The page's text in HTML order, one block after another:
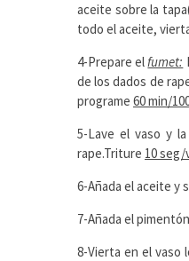
aceite sobre la
todo el aceite,
4-Prepare elfumet:
de los dados de
programe 60 min/
5-Lave el vaso y
rape.Triture 10 seg/
6-Añada el aceite y
7-Añada el
8-Vierta en el vaso